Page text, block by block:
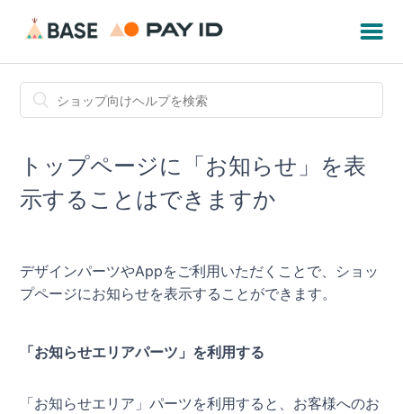
トップページに「お知らせ」を表
示することはできますか
デザインパーツやAppをご利用いただくことで、ショッ
プページにお知らせを表示することができます。
「お知らせエリアパーツ」を利用する
「お知らせエリア」パーツを利用すると、お客様へのお